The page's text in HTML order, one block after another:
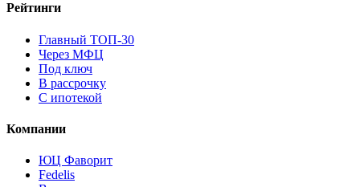
Рейтинги
Главный ТОП-30
Через МФЦ
Под ключ
В рассрочку
С ипотекой
Компании
ЮЦ Фаворит
Fedelis